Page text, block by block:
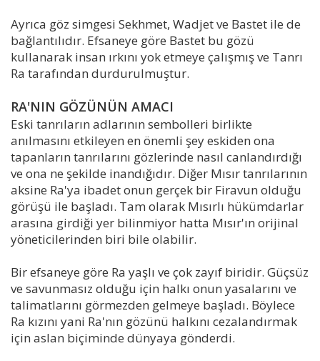
Ayrıca göz simgesi Sekhmet, Wadjet ve Bastet ile de
bağlantılıdır. Efsaneye göre Bastet bu gözü
kullanarak insan ırkını yok etmeye çalışmış ve Tanrı
Ra tarafından durdurulmuştur.
RA'NIN GÖZÜNÜN AMACI
Eski tanrıların adlarının sembolleri birlikte
anılmasını etkileyen en önemli şey eskiden ona
tapanların tanrılarını gözlerinde nasıl canlandırdığı
ve ona ne şekilde inandığıdır. Diğer Mısır tanrılarının
aksine Ra'ya ibadet onun gerçek bir Firavun olduğu
görüşü ile başladı. Tam olarak Mısırlı hükümdarlar
arasına girdiği yer bilinmiyor hatta Mısır'ın orijinal
yöneticilerinden biri bile olabilir.
Bir efsaneye göre Ra yaşlı ve çok zayıf biridir. Güçsüz
ve savunmasız olduğu için halkı onun yasalarını ve
talimatlarını görmezden gelmeye başladı. Böylece
Ra kızını yani Ra'nın gözünü halkını cezalandırmak
için aslan biçiminde dünyaya gönderdi.